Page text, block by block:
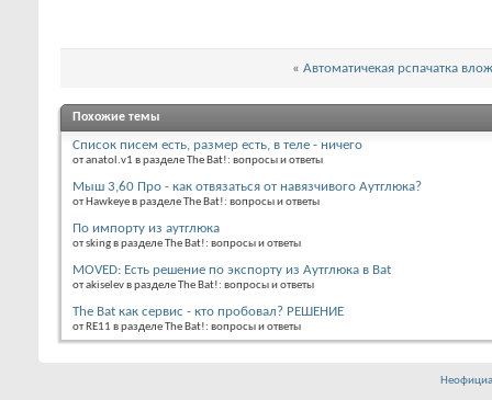
« Автоматичекая рспачатка
Похожие темы
Список писем есть, размер есть, в теле - ничего
от anatol.v1 в разделе The Bat!: вопросы и ответы
Мыш 3,60 Про - как отвязаться от навязчивого Аутглюка?
от Hawkeye в разделе The Bat!: вопросы и ответы
По импорту из аутглюка
от sking в разделе The Bat!: вопросы и ответы
MOVED: Есть решение по экспорту из Аутглюка в Bat
от akiselev в разделе The Bat!: вопросы и ответы
The Bat как сервис - кто пробовал? РЕШЕНИЕ
от RE11 в разделе The Bat!: вопросы и ответы